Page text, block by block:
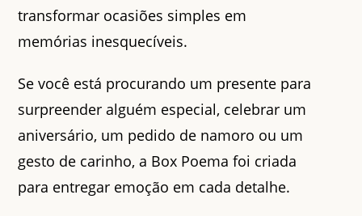
transformar ocasiões simples em
memórias inesquecíveis.
Se você está procurando um presente para
surpreender alguém especial, celebrar um
aniversário, um pedido de namoro ou um
gesto de carinho, a Box Poema foi criada
para entregar emoção em cada detalhe.